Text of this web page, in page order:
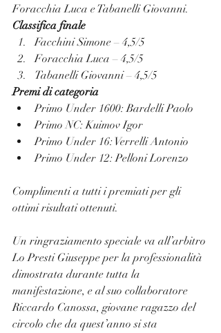
Foracchia Luca e Tabanelli Giovanni.
Classifica finale
Facchini Simone – 4,5/5
Foracchia Luca – 4,5/5
Tabanelli Giovanni – 4,5/5
Premi di categoria
Primo Under 1600: Bardelli Paolo
Primo NC: Kuimov Igor
Primo Under 16: Verrelli Antonio
Primo Under 12: Pelloni Lorenzo
Complimenti a tutti i premiati per gli
ottimi risultati ottenuti.
Un ringraziamento speciale va all’arbitro
Lo Presti Giuseppe per la professionalità
dimostrata durante tutta la
manifestazione, e al suo collaboratore
Riccardo Canossa, giovane ragazzo del
circolo che da quest’anno si sta